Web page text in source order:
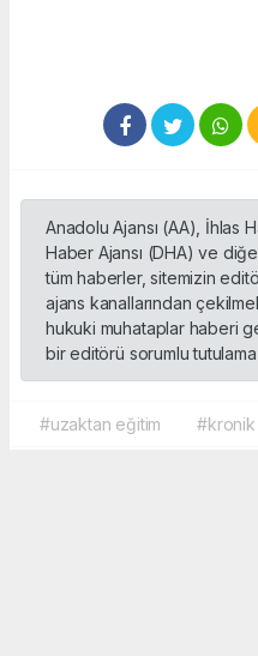
Anadolu Ajansı (AA), İhlas
Haber Ajansı (DHA) ve
tüm haberler, sitemizin
ajans kanallarından
hukuki muhataplar haberi
bir editörü sorumlu
#uzaktan eğitim #kronik